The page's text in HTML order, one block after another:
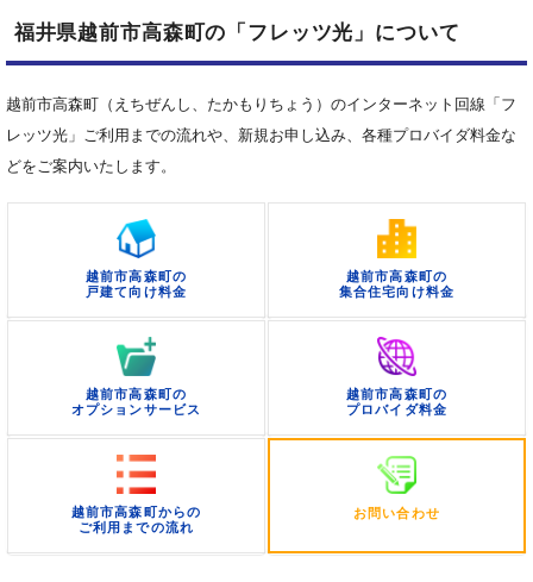
新規お申込はこちら
福井県越前市高森町の「フレッツ光」について
越前市高森町（えちぜんし、たかもりちょう）のインターネット回線「フ
レッツ光」ご利用までの流れや、新規お申し込み、各種プロバイダ料金な
どをご案内いたします。
越前市高森町の
戸建て向け料金
越前市高森町の
集合住宅向け料金
越前市高森町の
オプションサービス
越前市高森町の
プロバイダ料金
越前市高森町からの
ご利用までの流れ
お問い合わせ